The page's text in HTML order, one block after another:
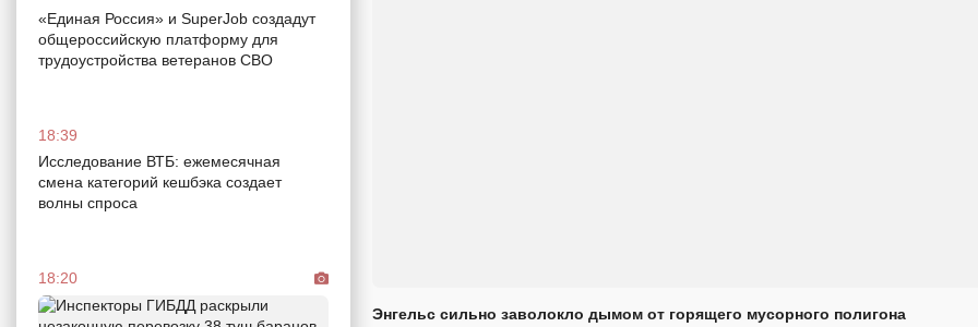
«Единая Россия» и SuperJob создадут
общероссийскую платформу для
трудоустройства ветеранов СВО
18:39
Исследование ВТБ: ежемесячная
смена категорий кешбэка создает
волны спроса
18:20
Энгельс сильно заволокло дымом от горящего мусорного полигона